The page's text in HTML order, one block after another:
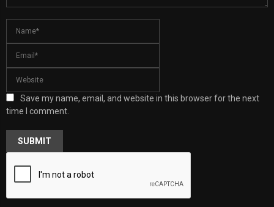
Save my name, email, and website in this browser for the next
time I comment.